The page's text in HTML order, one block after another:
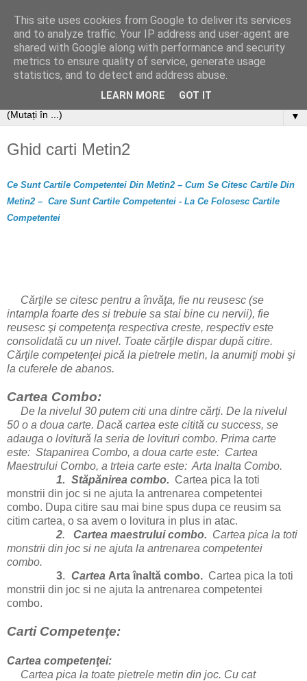
▼
Ghid carti Metin2
Ce Sunt Cartile Competentei Din Metin2 – Cum Se Citesc Cartile Din
Metin2 – Care Sunt Cartile Competentei - La Ce Folosesc Cartile
Competentei
Cărţile se citesc pentru a învăţa, fie nu reusesc (se
intampla foarte des si trebuie sa stai bine cu nervii), fie
reusesc şi competenţa respectiva creste, respectiv este
consolidată cu un nivel. Toate cărţile dispar după citire.
Cărţile competenţei pică la pietrele metin, la anumiţi mobi şi
la cuferele de abanos.
Cartea Combo:
De la nivelul 30 putem citi una dintre cărţi. De la nivelul
50 o a doua carte. Dacă cartea este citită cu success, se
adauga o lovitură la seria de lovituri combo. Prima carte
este: Stapanirea Combo, a doua carte este: Cartea
Maestrului Combo, a trteia carte este: Arta Inalta Combo.
Stăpănirea combo. Cartea pica la toti
monstrii din joc si ne ajuta la antrenarea competentei
combo. Dupa citire sau mai bine spus dupa ce reusim sa
citim cartea, o sa avem o lovitura in plus in atac.
2. Cartea maestrului combo. Cartea pica la toti
monstrii din joc si ne ajuta la antrenarea competentei
combo.
3. Cartea Arta înaltă combo. Cartea pica la toti
monstrii din joc si ne ajuta la antrenarea competentei
combo.
Carti Competenţe:
Cartea competenţei:
Cartea pica la toate pietrele metin din joc. Cu cat
This site uses cookies from Google to deliver its services
and to analyze traffic. Your IP address and user-agent are
shared with Google along with performance and security
metrics to ensure quality of service, generate usage
statistics, and to detect and address abuse.
LEARN MORE GOT IT